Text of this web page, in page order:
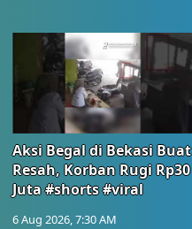
Aksi Begal di Bekasi Buat
Resah, Korban Rugi Rp30
Juta #shorts #viral
6 Aug 2026, 7:30 AM